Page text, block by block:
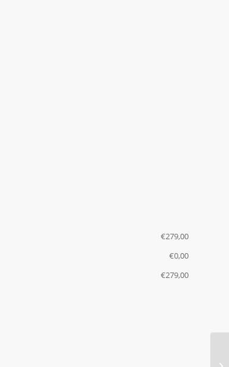
€‎279,00
€‎0,00
€‎279,00